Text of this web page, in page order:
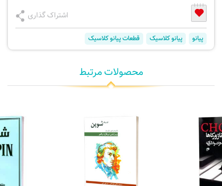
اشتراک گذاری
پیانو پیانو کلاسیک قطعات پیانو کلاسیک
محصولات مرتبط